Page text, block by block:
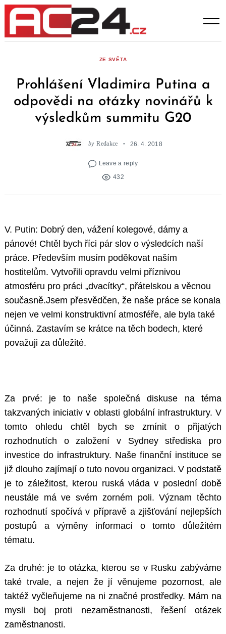
Skip
content
ZE SVĚTA
Prohlášení Vladimira Putina a
odpovědi na otázky novinářů k
výsledkům summitu G20
by Redakce 26. 4. 2018
Leave a reply
432
V. Putin: Dobrý den, vážení kolegové, dámy a
pánové! Chtěl bych říci pár slov o výsledcích naší
práce. Především musím poděkovat naším
hostitelům. Vytvořili opravdu velmi příznivou
atmosféru pro práci „dvacítky“, přátelskou a věcnou
současně.Jsem přesvědčen, že naše práce se konala
nejen ve velmi konstruktivní atmosféře, ale byla také
účinná. Zastavím se krátce na těch bodech, které
považuji za důležité.
Za prvé: je to naše společná diskuse na téma
takzvaných iniciativ v oblasti globální infrastruktury. V
tomto ohledu chtěl bych se zmínit o přijatých
rozhodnutích o založení v Sydney střediska pro
investice do infrastruktury. Naše finanční instituce se
již dlouho zajímají o tuto novou organizaci. V podstatě
je to záležitost, kterou ruská vláda v poslední době
neustále má ve svém zorném poli. Význam těchto
rozhodnutí spočívá v přípravě a zjišťování nejlepších
postupů a výměny informací o tomto důležitém
tématu.
Za druhé: je to otázka, kterou se v Rusku zabýváme
také trvale, a nejen že jí věnujeme pozornost, ale
taktéž vyčleňujeme na ni značné prostředky. Mám na
mysli boj proti nezaměstnanosti, řešení otázek
zaměstnanosti.